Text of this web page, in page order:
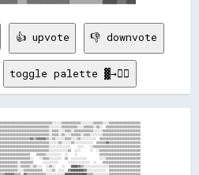
👍 upvote 👎 downvote
toggle palette ▓→✊🏽
░░▒▒▒▒▒▒
▒▒▒▒▒▒░░░░░░░░▓▓▓▓██████    ░░░░░░░░▒▒▒▒▒▒▒▒▒▒░░░░  ░░▒▒▓▓████████████▓▓▒▒  ░░░░▒▒░░▒▒░░▒▒░░░░░░▒▒▒▒▓▓▓▓░░▒▒▒▒▒▒▒▒▒▒░░░░░░▒▒▒▒▒▒▒▒▒▒░░  ░░  ░░  ▒▒▒▒▒▒
░░    ░░░░░░  ▓▓▓▓▒▒░░██▒▒  ░░░░░░▓▓▓▓▓▓▓▓▓▓▓▓▒▒░░░░    ▒▒▓▓██▓▓▓▓████▓▓  ▒▒▒▒▒▒░░▒▒▒▒░░▒▒▒▒░░░░▒▒▒▒▒▒▒▒▓▓▒▒▒▒▒▒░░░░░░░░░░▒▒▒▒▒▒░░▒▒░░░░░░░░░░░░  ░░▒▒
▒▒▒▒░░  ░░  ░░▓▓██      ▒▒░░░░▓▓▒▒▓▓▓▓▒▒▓▓▓▓▒▒▒▒▓▓  ░░░░░░▒▒▓▓▒▒▓▓▓▓    ░░▒▒██▒▒░░▓▓░░░░░░░░░░▒▒▒▒▒▒░░░░░░▓▓▒▒▒▒▒▒▒▒░░▒▒▒▒▒▒▒▒░░░░▒▒░░░░░░░░      ▒▒▒▒
▒▒▒▒▒▒▒▒▒▒░░░░  ░░          ░░░░░░▒▒▓▓▓▓▓▓▒▒▒▒▒▒▓▓░░    ░░░░░░░░  ░░░░▒▒▓▓██▓▓░░░░░░▒▒▒▒░░░░░░░░▒▒▒▒▒▒░░░░▒▒▒▒▒▒░░▓▓▒▒▒▒▒▒▒▒▒▒░░░░░░▓▓▒▒░░░░░░░░░░░░▒▒
▒▒▓▓▓▓▓▓░░      ░░░░░░    ░░░░░░░░░░░░▓▓▒▒▒▒▒▒▒▒▓▓▓▓▓▓  ░░  ░░░░░░░░▒▒▓▓██▓▓▓▓▒▒░░▒▒▒▒▒▒░░░░▒▒▒▒▒▒░░░░░░░░▒▒▓▓██▒▒▒▒▒▒▒▒▓▓▓▓▓▓▒▒░░░░▓▓▓▓▒▒░░░░░░    ░░
▒▒▒▒░░    ░░░░░░░░▒▒░░  ▒▒░░░░░░▓▓▒▒▓▓▒▒▒▒▒▒▒▒▓▓▓▓▒▒▒▒▓▓▓▓▒▒▒▒▓▓▓▓██▓▓▓▓▓▓▓▓▒▒▒▒▒▒▒▒▒▒░░░░▒▒▒▒▓▓▓▓░░▒▒▓▓██████▓▓▓▓▒▒▒▒▒▒▓▓▓▓▓▓░░░░░░░░██▓▓░░░░░░░░  ▒▒
▒▒▒▒░░░░░░▒▒▒▒▒▒▓▓▓▓▓▓▓▓▒▒░░░░░░░░▒▒▒▒▒▒▒▒▒▒▓▓░░░░▒▒▒▒▓▓▓▓▓▓▒▒▓▓▒▒▒▒▒▒▓▓▓▓▓▓▓▓▒▒▒▒▒▒▒▒▒▒▒▒▓▓▓▓████▓▓████████████▓▓▒▒▒▒▒▒▒▒▓▓▒▒▒▒▒▒▒▒░░░░██▒▒░░░░░░░░  
░░░░░░▒▒▒▒▒▒▒▒▓▓▒▒▓▓▓▓▓▓▓▓▓▓▒▒▒▒░░▒▒▒▒▒▒▓▓▓▓▓▓▓▓▒▒▒▒▒▒▓▓▓▓▓▓▓▓▓▓▓▓▒▒▒▒▒▒▓▓▓▓▒▒▒▒▒▒▒▒▒▒▓▓████▓▓████▓▓██████████▓▓▓▓░░▒▒▒▒▒▒▒▒▒▒██░░▒▒░░░░▓▓▒▒░░░░░░░░  
░░▒▒▒▒▒▒▒▒▓▓▓▓▓▓▒▒▓▓▓▓▓▓▓▓▓▓▒▒▒▒▓▓▓▓▓▓▒▒▒▒▒▒▓▓▓▓██▒▒▒▒░░░░░░▒▒▓▓▓▓▓▓▒▒░░▒▒▒▒▒▒▒▒▒▒▓▓████████▓▓▓▓▓▓▓▓▓▓████████▓▓▓▓▒▒▒▒░░▒▒▒▒▓▓▓▓▓▓  ░░░░▓▓██▒▒░░░░░░░░
▒▒▒▒▒▒▒▒▒▒▒▒▒▒▓▓▓▓▓▓▓▓▓▓▓▓▓▓▓▓▓▓▒▒▒▒░░▒▒▓▓▒▒▓▓▓▓██▒▒▒▒▒▒▒▒▒▒░░▒▒░░░░▓▓  ░░▓▓▒▒░░▒▒▓▓▓▓▓▓▓▓▓▓▓▓▓▓▓▓▓▓▓▓▓▓████▓▓██▒▒▒▒▒▒░░░░░░██▓▓▓▓▓▓░░▒▒░░▒▒▒▒░░░░░░░░
▒▒▒▒▒▒▒▒▒▒▒▒▒▒▒▒▒▒▓▓▓▓▓▓▓▓▓▓▓▓▓▓▒▒░░░░▒▒▓▓▒▒░░▓▓▓▓▓▓░░░░░░░░░░░░░░░░░░    ▒▒░░  ░░▓▓▒▒  ▓▓▓▓▓▓▒▒▓▓▓▓▓▓▓▓██████▓▓░░░░░░░░▒▒▒▒▓▓██▓▓▒▒░░░░▒▒░░░░░░░░░░░░
▒▒▒▒▒▒▒▒▒▒▒▒░░▒▒▓▓▓▓▓▓▓▓▒▒▒▒▓▓▓▓▓▓▒▒░░░░▒▒▒▒▓▓░░░░▒▒▒▒░░░░▒▒░░░░░░  ░░          ░░░░    ░░▒▒▒▒▒▒██▓▓▓▓▓▓████▓▓▒▒▓▓▒▒▒▒▓▓▒▒▒▒▓▓▓▓▓▓██▒▒░░░░░░░░░░░░░░░░
▒▒▒▒▒▒▒▒▒▒░░▒▒▒▒▓▓▓▓▓▓▓▓▒▒░░▒▒▒▒▒▒▒▒▒▒▒▒▒▒▒▒▒▒▓▓░░░░░░░░░░░░░░░░░░          ░░░░░░░░░░░░░░▒▒▓▓▓▓▓▓▓▓▓▓▓▓▓▓▓▓▓▓▒▒▒▒▒▒▒▒▓▓▓▓▒▒▓▓▓▓▓▓████▓▓▒▒░░░░░░░░░░░░
▒▒▒▒▒▒▒▒▒▒▒▒▒▒▒▒▒▒▒▒▓▓▓▓▓▓▒▒▒▒▒▒░░▒▒▒▒▒▒▒▒▒▒▒▒▒▒▒▒▒▒░░░░░░░░          ░░░░▒▒▒▒▒▒▓▓░░░░░░░░▒▒▒▒▓▓▓▓▓▓▓▓▓▓▓▓▓▓▓▓▓▓▒▒▒▒▒▒▒▒▓▓▓▓▓▓▒▒▓▓████▓▓▒▒▒▒▒▒░░░░░░░░
▒▒▒▒▓▓▒▒▒▒▒▒▒▒▒▒░░░░░░░░░░▒▒▒▒▒▒░░░░▒▒▒▒▒▒▓▓▓▓▓▓▓▓▓▓▓▓▓▓▒▒▒▒      ░░░░▒▒████████████░░░░░░░░░░░░▓▓▓▓▓▓▓▓▓▓▓▓▒▒▒▒▒▒▒▒▒▒▒▒▒▒▒▒▓▓██▒▒████▓▓▓▓▓▓▒▒░░░░▒▒▒▒
▒▒▒▒▒▒▒▒▒▒░░▒▒▒▒░░░░░░░░░░░░░░░░▒▒░░░░▒▒▓▓▓▓▓▓▓▓▓▓▒▒▒▒▒▒░░░░░░░░░░░░▓▓████████████████▒▒░░░░░░▒▒▓▓▒▒▓▓▓▓▓▓▒▒▒▒▒▒▒▒▒▒▒▒▒▒▒▒▒▒▓▓▓▓▓▓▒▒▒▒▓▓▒▒▒▒▒▒░░░░░░▒▒
▒▒░░░░▒▒░░▒▒▒▒▒▒░░░░░░░░░░░░░░░░░░░░░░▓▓▓▓▓▓▓▓▒▒▒▒▒▒▒▒▒▒▒▒░░░░░░░░▒▒██████████████████▓▓░░░░▒▒▒▒▒▒▒▒▓▓▒▒▒▒▒▒▒▒▒▒▒▒▒▒▒▒▒▒▒▒▒▒▒▒▓▓▓▓▒▒▒▒▒▒▒▒▒▒▒▒▒▒▒▒▒▒▒▒
░░▒▒▒▒▒▒▒▒▒▒▒▒▒▒░░░░░░░░░░░░░░░░░░▒▒▓▓▓▓▓▓▒▒▒▒▒▒▒▒░░▒▒▒▒░░░░░░░░▒▒██████████████████████░░░░░░░░░░▒▒▒▒▒▒▒▒▒▒▒▒▒▒▒▒▒▒▒▒▒▒▒▒▒▒▒▒▒▒▓▓▓▓▒▒▒▒▒▒▒▒▒▒▒▒▒▒▒▒▒▒
░░▒▒░░▒▒▒▒▒▒▒▒▒▒░░░░░░░░▒▒▒▒▒▒▓▓▓▓▒▒▓▓▓▓▒▒▒▒▒▒░░▒▒░░▒▒▒▒▒▒░░░░▒▒▒▒██████████████████████▒▒░░░░░░░░░░▒▒▒▒▒▒▒▒▒▒▒▒▒▒▒▒▒▒▒▒▒▒▒▒▒▒▒▒░░▓▓▒▒▒▒▒▒▒▒▒▒▒▒▒▒▒▒▒▒
▒▒▒▒▒▒▒▒▒▒▒▒▒▒░░░░░░░░  ▓▓░░▓▓▒▒▒▒▒▒▒▒▒▒▒▒▒▒▒▒▒▒░░▒▒▒▒▒▒░░░░░░░░▒▒██████████████████████▒▒░░░░▒▒▒▒▒▒▒▒▒▒▒▒▒▒▒▒▒▒▒▒▒▒▒▒▒▒▒▒▒▒▒▒▒▒▒▒▒▒▒▒▒▒▒▒▒▒▒▒▒▒▒▒▒▒▒▒
▒▒▒▒▒▒▒▒▒▒▒▒▒▒░░░░  ░░░░░░░░  ▒▒▒▒▒▒▒▒▒▒▒▒▒▒▒▒▒▒▒▒▒▒▒▒▓▓░░░░░░░░░░████████████████████▓▓▒▒░░░░░░▒▒░░░░▒▒▒▒▒▒▒▒▒▒▒▒▒▒▒▒▒▒▒▒▒▒▒▒▒▒▒▒▒▒▒▒▒▒▒▒▒▒▒▒▒▒▒▒▒▒▒▒
▒▒▒▒▒▒▒▒▒▒▒▒░░░░    ░░  ░░░░░░░░▒▒▒▒▒▒▓▓▒▒▒▒▒▒▒▒▒▒▒▒▓▓▒▒░░░░░░░░▒▒▓▓██████████████████▒▒░░░░░░▒▒░░▒▒▒▒▒▒▒▒▒▒▒▒▒▒▒▒▒▒▒▒▒▒▒▒▒▒▒▒▒▒▒▒▒▒▒▒▒▒▒▒▒▒▒▒▒▒▒▒▒▒▒▒
▒▒▒▒▒▒▒▒▒▒░░  ░░░░░░░░░░░░░░░░▒▒░░▒▒▒▒▒▒▒▒▒▒░░░░▒▒▓▓▓▓▓▓▒▒▒▒░░░░░░▒▒██████████████████░░▒▒░░▒▒░░░░▒▒▒▒▒▒▒▒▒▒▒▒▒▒▒▒▒▒▒▒▒▒▒▒▒▒▒▒▒▒▒▒▒▒▒▒▒▒▒▒▒▒▒▒▒▒▒▒▒▒▒▒
░░▒▒▒▒▒▒▒▒░░░░  ░░░░▒▒████  ░░░░░░▒▒▒▒▒▒▒▒░░▒▒██░░░░░░▒▒▓▓▒▒░░░░▒▒░░░░██████████████▒▒░░░░░░░░░░░░▒▒░░░░▒▒▒▒▒▒▒▒▒▒▒▒▒▒▒▒▒▒▒▒▒▒▒▒▒▒▒▒▒▒▒▒▒▒▒▒▒▒▒▒▒▒▒▒▒▒
▒▒▒▒▒▒▒▒░░░░░░░░░░▒▒██████░░  ░░▒▒▒▒▒▒▒▒▒▒▓▓▓▓▓▓▒▒▒▒▒▒▒▒▓▓░░░░░░░░░░░░░░▒▒▒▒▒▒▓▓▒▒░░▒▒░░░░░░░░░░░░░░░░░░▒▒▒▒▒▒▒▒▒▒▒▒▒▒▒▒▒▒▒▒▒▒▒▒▒▒▒▒▒▒▒▒▒▒▒▒▒▒▒▒▒▒▒▒▒▒
▒▒▒▒▒▒▒▒▒▒░░░░░░░░▓▓██████░░░░░░▓▓▒▒▒▒▒▒▓▓▓▓▓▓▓▓▓▓░░▒▒▓▓▓▓░░▒▒▓▓░░▒▒░░░░░░░░░░░░░░  ░░░░░░░░▒▒▒▒░░░░░░░░░░░░▒▒▒▒▒▒▒▒░░▒▒▒▒▒▒▒▒▒▒▒▒▒▒▒▒▒▒▒▒▒▒▒▒▒▒▒▒▒▒▒▒
▒▒▒▒▒▒▒▒░░  ░░░░░░████████▓▓▒▒░░▓▓░░▒▒▒▒▓▓▓▓██████▓▓▓▓▒▒░░▓▓▓▓▓▓░░▒▒▒▒░░░░░░▒▒░░░░░░░░░░▒▒▓▓████▓▓▒▒░░░░░░░░░░▓▓▓▓▒▒▓▓░░▒▒▒▒▒▒▒▒▒▒▒▒▒▒▒▒▒▒▒▒▒▒▒▒▒▒▒▒▒▒
▒▒▒▒▒▒▒▒░░░░░░░░░░▓▓██████░░░░▒▒▒▒▒▒▓▓▓▓▒▒▒▒██████▓▓▓▓▓▓▓▓░░▒▒▓▓▒▒▒▒░░▒▒░░░░▒▒░░░░░░░░▓▓████████████▒▒▒▒░░░░▒▒▓▓▒▒▒▒▒▒▒▒░░▒▒▒▒▒▒▒▒▒▒▒▒▒▒▒▒▒▒▒▒▒▒▒▒▒▒▒▒
▒▒▒▒▒▒▒▒▒▒░░  ░░░░▓▓████▓▓░░  ▒▒▒▒▒▒▓▓▓▓▓▓▓▓██████▒▒▓▓▓▓▓▓▓▓▒▒▒▒▓▓██▒▒▒▒▒▒▒▒░░░░░░░░▒▒████████████████▒▒░░░░░░▓▓▒▒▒▒▒▒▒▒▒▒▒▒▒▒▒▒▒▒▒▒▒▒▒▒▒▒▒▒▒▒▒▒▒▒▒▒▒▒
▒▒▒▒▒▒▒▒▒▒░░░░░░░░▒▒████▓▓▒▒  ░░▓▓▒▒▒▒▓▓▓▓▓▓██████▓▓▓▓▓▓▓▓▓▓▓▓▓▓▒▒▒▒██▓▓▓▓░░░░░░░░▒▒██████████████████▓▓▒▒░░░░░░▓▓▒▒▒▒▒▒▒▒░░▒▒▒▒▒▒▒▒▒▒▒▒▒▒▒▒▒▒▒▒▒▒▒▒▒▒
▒▒▒▒▒▒▒▒▒▒░░░░░░░░░░████░░░░░░░░░░▒▒▓▓██▓▓██████▓▓▓▓▓▓▓▓▓▓▓▓▓▓▓▓▓▓▓▓▒▒▓▓▓▓▒▒▒▒░░░░░░████████████████████▒▒░░░░░░▒▒▒▒▒▒▒▒░░▒▒▒▒▒▒▒▒▒▒▒▒▒▒▒▒▒▒▒▒▒▒▒▒▒▒▒▒
▒▒▒▒▒▒▒▒▒▒░░░░░░░░░░▒▒▓▓░░  ░░▓▓▓▓▒▒▒▒██████████▓▓▓▓▓▓▓▓▓▓▓▓▓▓▓▓▓▓▓▓▓▓▓▓▓▓░░░░░░░░▒▒████████████████████░░░░░░░░▒▒▒▒▓▓▒▒▒▒▒▒▒▒▒▒▒▒▒▒▒▒▒▒▒▒▒▒▒▒▒▒▒▒▒▒▒▒
▒▒▒▒▒▒▒▒▒▒▓▓░░░░░░░░░░░░░░░░▒▒▓▓▓▓▓▓▒▒██▒▒████▓▓▓▓▓▓▓▓▓▓▓▓▓▓▓▓▓▓▓▓▓▓▓▓▓▓▒▒░░░░░░░░▒▒██████████████████▓▓▒▒░░░░░░▓▓▒▒▒▒▒▒▒▒▒▒▒▒▒▒▒▒▒▒▒▒▒▒▒▒▒▒▒▒▒▒▒▒▒▒▒▒
▒▒▒▒▒▒▒▒▒▒▒▒░░░░░░░░░░    ▒▒▒▒▒▒▓▓▓▓▓▓▒▒▒▒████▓▓▓▓▓▓▓▓▓▓██▓▓▓▓▓▓▓▓████▒▒▒▒▒▒▓▓░░░░░░▒▒████████████████▒▒░░░░░░▒▒▓▓▒▒▒▒▒▒▓▓▒▒▒▒▒▒▒▒▒▒▒▒▒▒▒▒▒▒▒▒▒▒▒▒▒▒▒▒
▒▒▒▒▒▒▒▒▒▒▒▒▒▒░░  ▒▒░░░░░░▒▒▒▒▓▓▓▓██▒▒▒▒▓▓████▓▓▓▓▓▓▓▓▓▓▓▓▓▓▒▒▒▒▓▓▓▓▓▓▒▒▒▒▒▒░░▓▓▒▒░░▒▒▒▒████████████▓▓░░░░░░░░░░▓▓▒▒▓▓▒▒▒▒▒▒▒▒▒▒▒▒▒▒▒▒▒▒▒▒▒▒▒▒▒▒▒▒▒▒▒▒
▒▒▒▒▒▒▒▒▒▒▒▒▒▒▒▒▒▒░░░░░░▒▒▒▒▓▓██▓▓▒▒▒▒▓▓▓▓██▓▓▓▓▓▓▓▓▓▓▓▓▓▓▓▓▒▒████▓▓▓▓▒▒▒▒▓▓▒▒▓▓░░▒▒░░▒▒░░████████▓▓░░░░░░░░▓▓▓▓▓▓▓▓▒▒▒▒▒▒▒▒▒▒▒▒▒▒▒▒▒▒▒▒▒▒▒▒▒▒▒▒▒▒▒▒▒▒
▒▒▒▒▒▒▒▒▒▒▒▒▒▒▓▓▓▓░░▓▓░░▒▒▓▓▓▓████▒▒▒▒▓▓▓▓▓▓▓▓▓▓▓▓▓▓▓▓▓▓▓▓▓▓▒▒██▓▓▓▓▓▓▒▒▓▓▒▒▒▒▒▒░░░░░░▒▒▒▒▒▒▒▒▒▒▒▒░░░░░░░░▒▒▓▓▓▓▓▓▓▓▒▒▒▒▒▒▒▒▒▒▒▒▒▒▒▒▒▒▒▒▒▒▒▒▒▒▒▒▒▒▒▒▒▒
▒▒▒▒▒▒▒▒▒▒▒▒▒▒▒▒▒▒▒▒▓▓▓▓▓▓▓▓▒▒████▒▒▒▒▓▓▓▓▓▓▓▓▓▓▓▓▓▓▓▓▓▓▓▓▒▒▒▒██████░░██▓▓▒▒░░▒▒░░░░░░░░░░░░░░░░░░░░░░░░░░▓▓▓▓▓▓▓▓▓▓▓▓▒▒▒▒▒▒▒▒▒▒▒▒▒▒▒▒▒▒▒▒▒▒▒▒▒▒▒▒▒▒▒▒
▒▒▒▒▒▒▒▒▒▒▒▒▒▒▒▒▓▓▓▓▒▒▓▓▓▓▒▒▒▒██▓▓